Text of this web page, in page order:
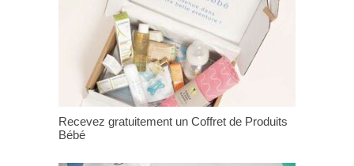
Recevez gratuitement un Coffret de Produits
Bébé